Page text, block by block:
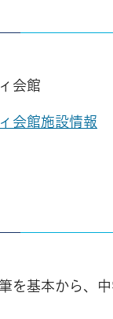
会館
会館施設情報
を基本から、